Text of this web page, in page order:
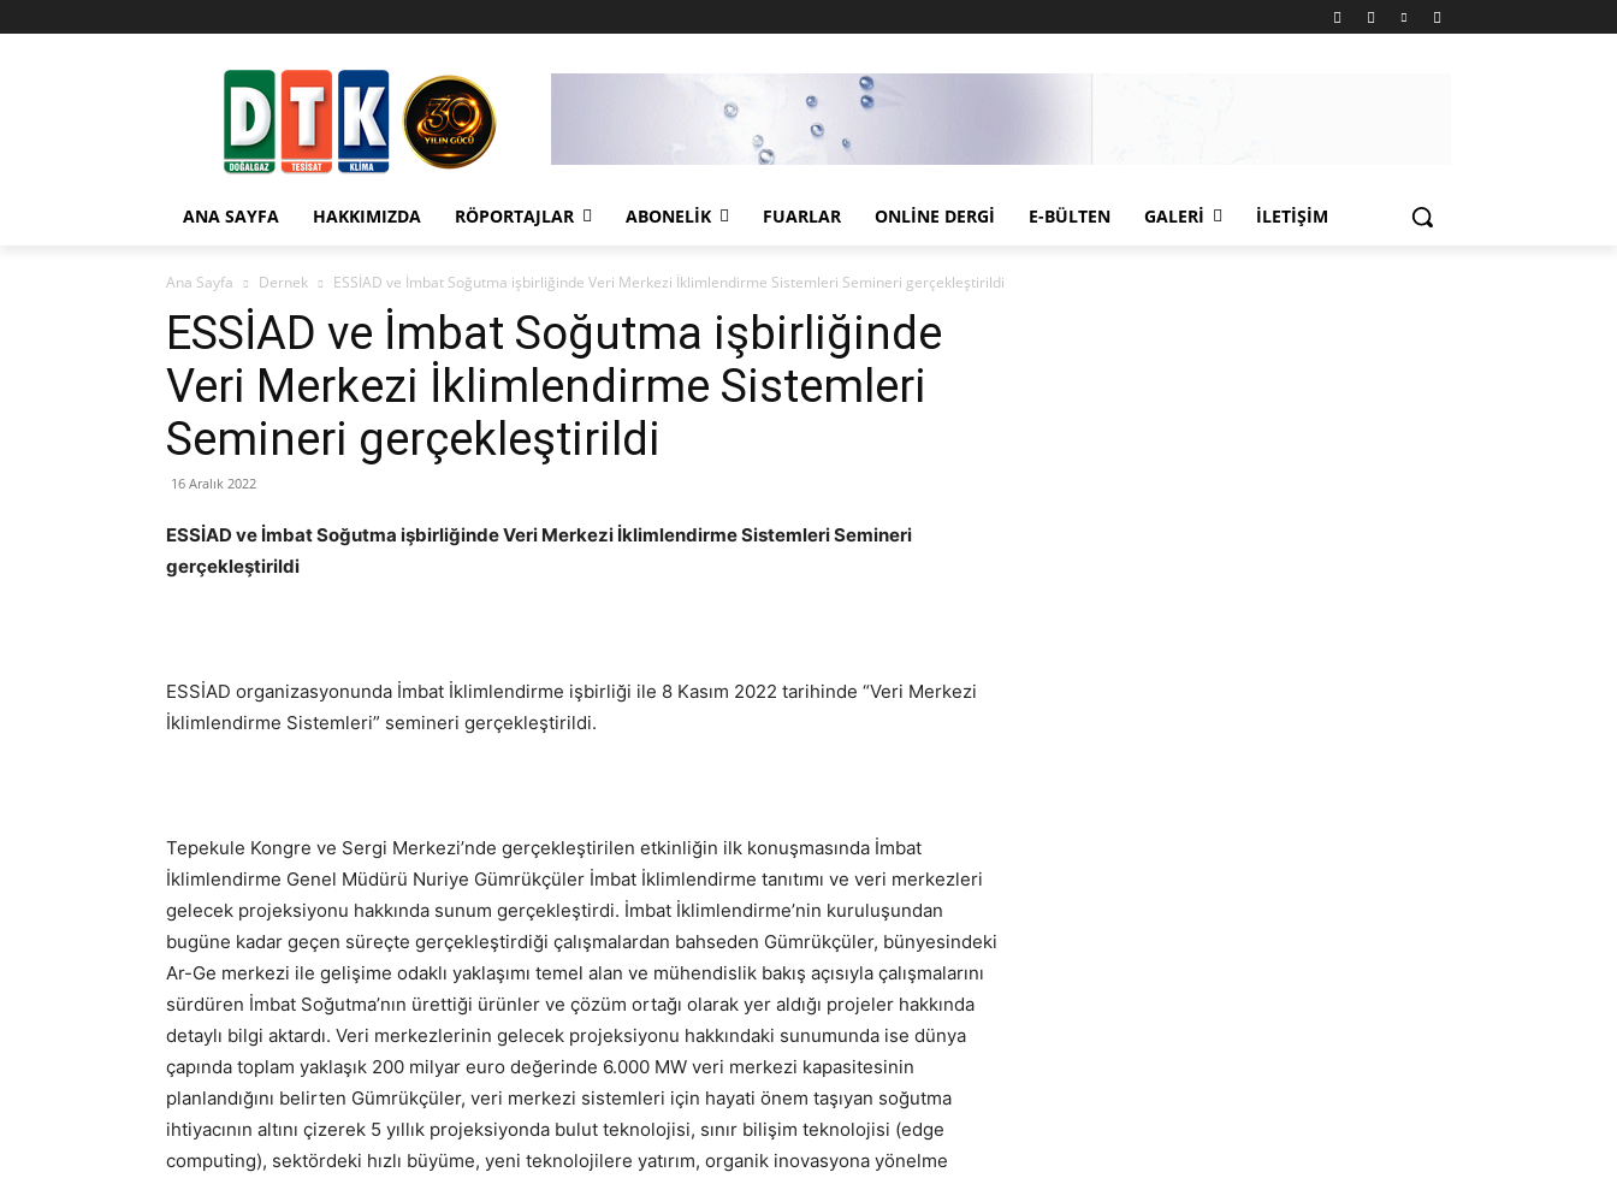
ANA SAYFA HAKKIMIZDA RÖPORTAJLAR ABONELIK FUARLAR ONLINE DERGI E-BÜLTEN GALERI İLETIŞIM
Ana Sayfa Dernek ESSİAD ve İmbat Soğutma işbirliğinde Veri Merkezi İklimlendirme Sistemleri Semineri gerçekleştirildi
ESSİAD ve İmbat Soğutma işbirliğinde
Veri Merkezi İklimlendirme Sistemleri
Semineri gerçekleştirildi
16 Aralık 2022
ESSİAD ve İmbat Soğutma işbirliğinde Veri Merkezi İklimlendirme Sistemleri Semineri
gerçekleştirildi
ESSİAD organizasyonunda İmbat İklimlendirme işbirliği ile 8 Kasım 2022 tarihinde “Veri Merkezi
İklimlendirme Sistemleri” semineri gerçekleştirildi.
Tepekule Kongre ve Sergi Merkezi’nde gerçekleştirilen etkinliğin ilk konuşmasında İmbat
İklimlendirme Genel Müdürü Nuriye Gümrükçüler İmbat İklimlendirme tanıtımı ve veri merkezleri
gelecek projeksiyonu hakkında sunum gerçekleştirdi. İmbat İklimlendirme’nin kuruluşundan
bugüne kadar geçen süreçte gerçekleştirdiği çalışmalardan bahseden Gümrükçüler, bünyesindeki
Ar-Ge merkezi ile gelişime odaklı yaklaşımı temel alan ve mühendislik bakış açısıyla çalışmalarını
sürdüren İmbat Soğutma’nın ürettiği ürünler ve çözüm ortağı olarak yer aldığı projeler hakkında
detaylı bilgi aktardı. Veri merkezlerinin gelecek projeksiyonu hakkındaki sunumunda ise dünya
çapında toplam yaklaşık 200 milyar euro değerinde 6.000 MW veri merkezi kapasitesinin
planlandığını belirten Gümrükçüler, veri merkezi sistemleri için hayati önem taşıyan soğutma
ihtiyacının altını çizerek 5 yıllık projeksiyonda bulut teknolojisi, sınır bilişim teknolojisi (edge
computing), sektördeki hızlı büyüme, yeni teknolojilere yatırım, organik inovasyona yönelme